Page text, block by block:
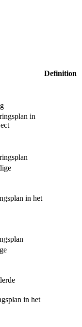
Definition
in
in het
in het